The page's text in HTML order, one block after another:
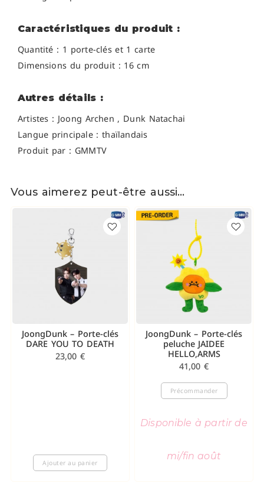
Caractéristiques du produit :
Quantité : 1 porte-clés et 1 carte
Dimensions du produit : 16 cm
Autres détails :
Artistes : Joong Archen , Dunk Natachai
Langue principale : thaïlandais
Produit par : GMMTV
Vous aimerez peut-être aussi…
JoongDunk – Porte-clés
DARE YOU TO DEATH
23,00 €
Ajouter au panier
JoongDunk – Porte-clés
peluche JAIDEE
HELLO,ARMS
41,00 €
Précommander
Disponible à partir de
mi/fin août